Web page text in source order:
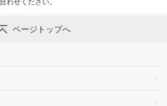
わせください。
ページトップへ